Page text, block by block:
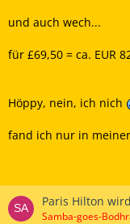
Höppy
und auch wech...
für £69,50 = ca. EUR
Höppy, nein, ich nich
fand ich nur in
Paris Hilton
Samba-goes-